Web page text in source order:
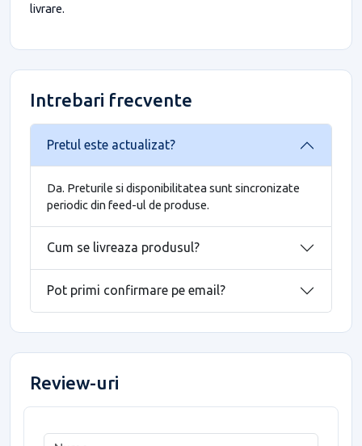
livrare.
Intrebari frecvente
Pretul este actualizat?
Da. Preturile si disponibilitatea sunt sincronizate
periodic din feed-ul de produse.
Cum se livreaza produsul?
Pot primi confirmare pe email?
Review-uri